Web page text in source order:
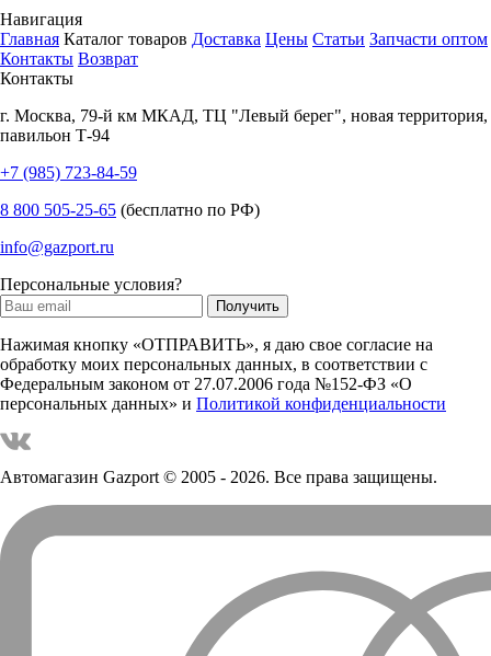
Навигация
Главная Каталог товаров Доставка Цены Статьи Запчасти оптом
Контакты Возврат
Контакты
г. Москва, 79-й км МКАД, ТЦ "Левый берег", новая территория,
павильон Т-94
+7 (985) 723-84-59
8 800 505-25-65 (бесплатно по РФ)
info@gazport.ru
Персональные условия?
Нажимая кнопку «ОТПРАВИТЬ», я даю свое согласие на
обработку моих персональных данных, в соответствии с
Федеральным законом от 27.07.2006 года №152-ФЗ «О
персональных данных» и Политикой конфиденциальности
Автомагазин Gazport© 2005 - 2026. Все права защищены.